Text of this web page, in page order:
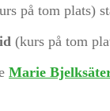
på tom plats)
(kurs på tom
Marie